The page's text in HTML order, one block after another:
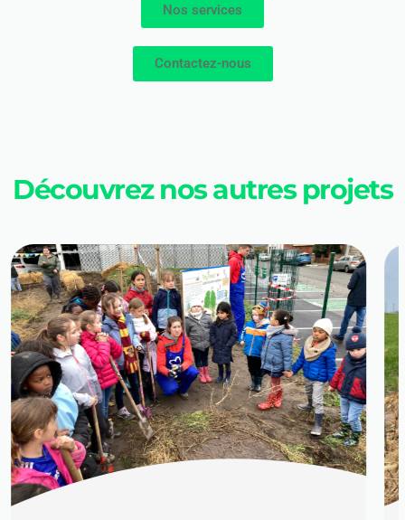
Nos services
Contactez-nous
Découvrez nos autres projets